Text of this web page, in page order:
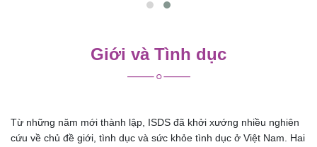
Giới và Tình dục
Từ những năm mới thành lập, ISDS đã khởi xướng nhiều nghiên
cứu về chủ đề giới, tình dục và sức khỏe tình dục ở Việt Nam. Hai